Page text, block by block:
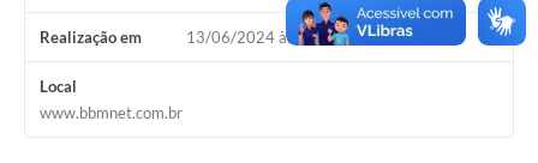
Arborização urbana
Manual para arquivo de remessa – NFSe
Realização em 13/06/2024 às 14h00
Local
www.bbmnet.com.br